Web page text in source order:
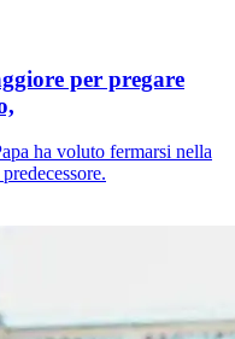
per pregare
ha voluto fermarsi nella